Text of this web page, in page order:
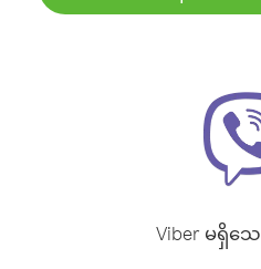
Viber မရှိသ